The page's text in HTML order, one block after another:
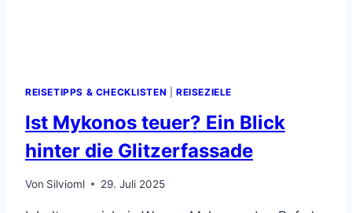
REISETIPPS & CHECKLISTEN |REISEZIELE
Ist Mykonos teuer? Ein Blick
hinter die Glitzerfassade
Von Silvioml 29. Juli 2025